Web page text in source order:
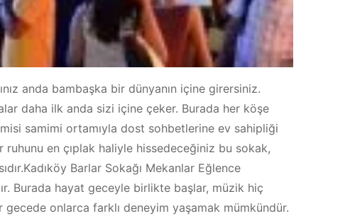
anda bambaşka bir dünyanın içine girersiniz.
daha ilk anda sizi içine çeker. Burada her köşe
samimi ortamıyla dost sohbetlerine ev sahipliği
en çıplak haliyle hissedeceğiniz bu sokak,
Barlar Sokağı Mekanlar Eğlence
Burada hayat geceyle birlikte başlar, müzik hiç
onlarca farklı deneyim yaşamak mümkündür.